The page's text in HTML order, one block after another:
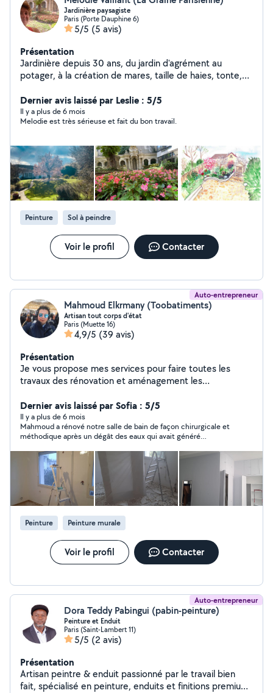
Jardinière paysagiste
Paris (Porte Dauphine 6)
5/5 (5 avis)
Présentation
Jardinière depuis 30 ans, du jardin d'agrément au
potager, à la création de mares, taille de haies, tonte,
Dernier avis laissé par Leslie : 5/5
Il y a plus de 6 mois
Melodie est très sérieuse et fait du bon travail.
Peinture Sol à peindre
Voir le profil Contacter
Auto-entrepreneur
Mahmoud Elkrmany (Toobatiments)
Artisan tout corps d'état
Paris (Muette 16)
4,9/5 (39 avis)
Présentation
Je vous propose mes services pour faire toutes les
travaux des rénovation et aménagement les
des décoration sérieux, honnête, professionnel.
Dernier avis laissé par Sofia : 5/5
Il y a plus de 6 mois
Mahmoud a rénové notre salle de bain de façon chirurgicale et
méthodique après un dégât des eaux qui avait généré
peinture. Son prix est raisonnable par rapport à ce qui se fait sur
le marché, il est adorable et a su se montrer très disponible,
réactif et utile à travers ses précieux conseils pour améliorer
notre salle de bain. Merci Mahmoud !
Peinture Peinture murale
Voir le profil Contacter
Auto-entrepreneur
Dora Teddy Pabingui (pabin-peinture)
Peinture et Enduit
Paris (Saint-Lambert 11)
5/5 (2 avis)
Présentation
Artisan peintre & enduit passionné par le travail bien
fait, spécialisé en peinture, enduits et finitions premium.